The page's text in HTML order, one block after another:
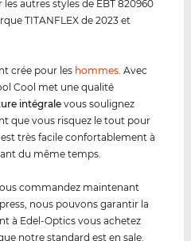
autres styles de EBT 820960
TITANFLEX de 2023 et
crée pour les hommes . Avec
Cool met une qualité
intégralevous soulignez
que vous risquez le tout pour
est très facile confortablement à
du même temps.
commandez maintenant
nous pouvons garantir la
à Edel-Optics vous achetez
notre standard est en sale.